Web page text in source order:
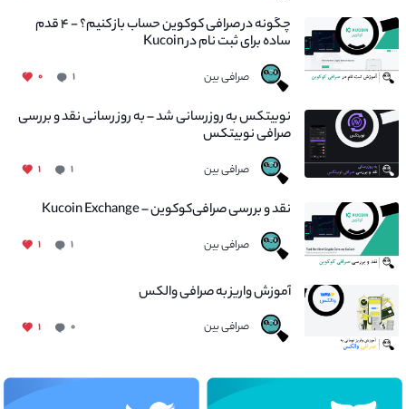
چگونه در صرافی کوکوین حساب باز کنیم؟ - ۴ قدم
ساده برای ثبت نام در Kucoin
صرافی بین ۱ ۰
نوبیتکس به روزرسانی شد – به روز رسانی نقد و بررسی
صرافی نوبیتکس
صرافی بین ۱ ۱
نقد و بررسی صرافی‌کوکوین – Kucoin Exchange
صرافی بین ۱ ۱
آموزش واریز به صرافی والکس
صرافی بین ۰ ۱